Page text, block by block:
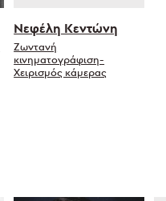
Νεφέλη Κεντώνη
Ζωντανή
κινηματογράφιση-
Χειρισμός κάμερας